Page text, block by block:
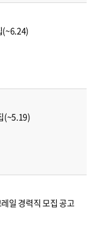
(~6.24)
(~5.19)
일 경력직 모집 공고